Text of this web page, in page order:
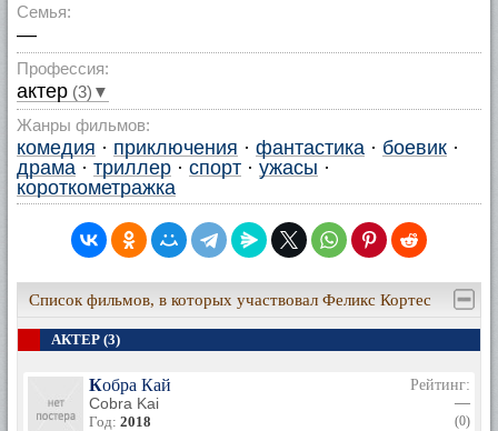
Семья:
—
Профессия:
актер (3)▼
Жанры фильмов:
комедия · приключения · фантастика · боевик ·
драма · триллер · спорт · ужасы ·
короткометражка
Список фильмов, в которых участвовал Феликс Кортес
АКТЕР (3)
Кобра Кай
Cobra Kai
Год: 2018
Рейтинг:
—
(0)